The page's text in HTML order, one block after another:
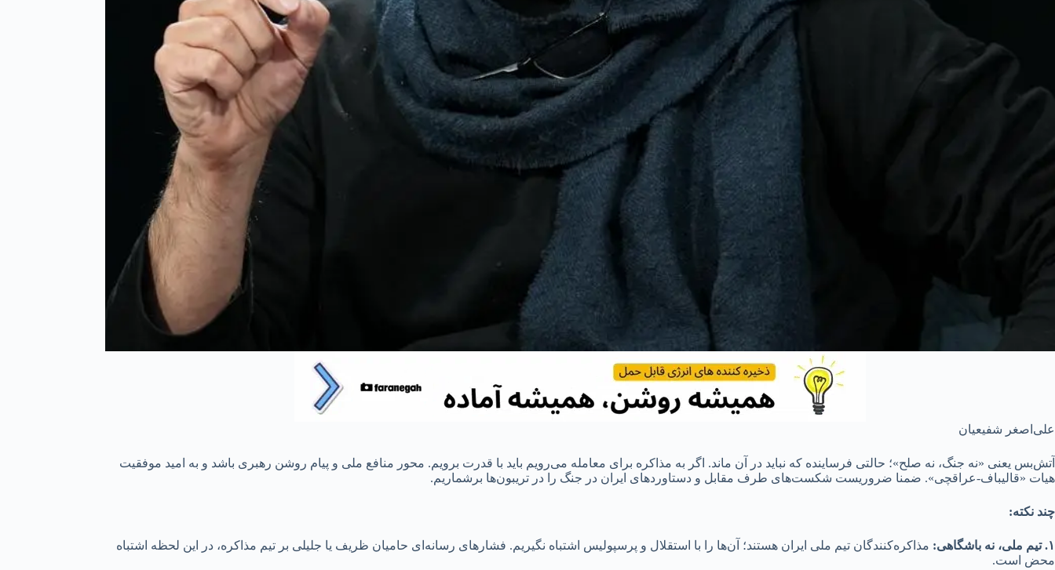
علی‌اصغر شفیعیان
آتش‌بس یعنی «نه جنگ، نه صلح»؛ حالتی فرساینده که نباید در آن ماند. اگر به مذاکره برای معامله می‌رویم باید با قدرت برویم. محور منافع ملی و پیام روشن رهبری باشد و به امید موفقیت
هیات «قالیباف-عراقچی». ضمنا ضروریست شکست‌های طرف مقابل و دستاوردهای ایران در جنگ را در تریبون‌ها برشماریم.
چند نکته:
۱. تیم ملی، نه باشگاهی: مذاکره‌کنندگان تیم ملی ایران هستند؛ آن‌ها را با استقلال و پرسپولیس اشتباه نگیریم. فشارهای رسانه‌ای حامیان ظریف یا جلیلی بر تیم مذاکره، در این لحظه اشتباه
محض است.